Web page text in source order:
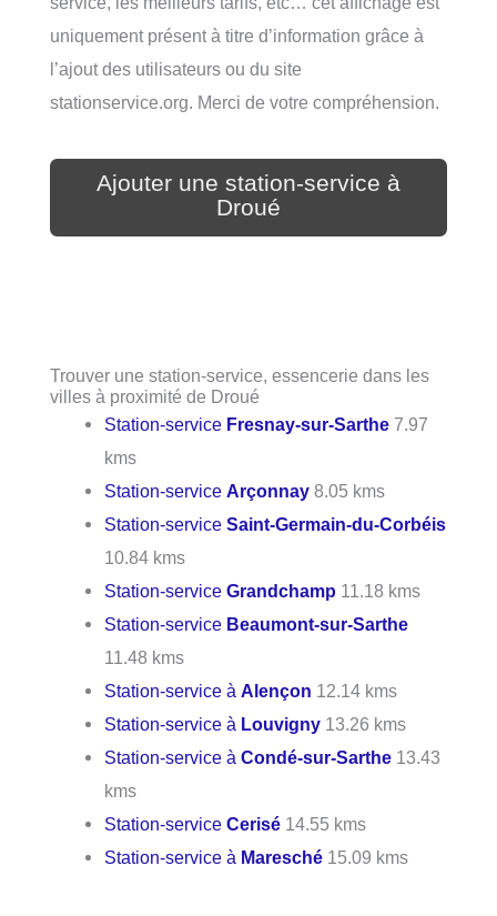
uniquement présent à titre d’information grâce à
l’ajout des utilisateurs ou du site
stationservice.org. Merci de votre compréhension.
Ajouter une station-service à
Droué
Trouver une station-service, essencerie dans les
villes à proximité de Droué
Station-service Fresnay-sur-Sarthe 7.97
kms
Station-serviceArçonnay 8.05 kms
Station-serviceSaint-Germain-du-Corbéis
10.84 kms
Station-serviceGrandchamp 11.18 kms
Station-service Beaumont-sur-Sarthe
11.48 kms
Station-service àAlençon 12.14 kms
Station-service à Louvigny 13.26 kms
Station-service àCondé-sur-Sarthe 13.43
kms
Station-serviceCerisé 14.55 kms
Station-service à Maresché 15.09 kms